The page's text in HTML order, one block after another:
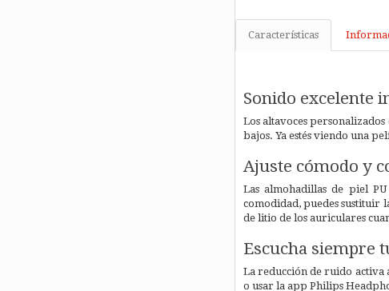
Características
Sonido excelente
Los altavoces
bajos. Ya estés viendo una
Ajuste cómodo y
Las almohadillas de piel
comodidad, puedes sustituir
de litio de los auriculares
Escucha siempre
La reducción de ruido activa
o usar la app Philips